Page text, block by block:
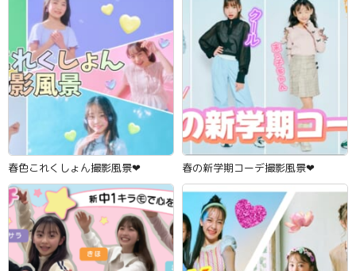
春色これくしょん撮影風景‪‪❤︎‬ 春の新学期コーデ撮影風景‪‪❤︎‬